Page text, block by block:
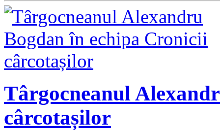
Târgocneanul
cârcotașilor